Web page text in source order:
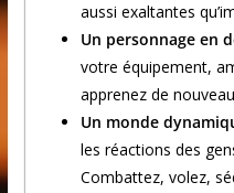
aussi exaltantes
Un personnage en
votre équipement,
apprenez de
Un monde
les réactions des
Combattez, volez,